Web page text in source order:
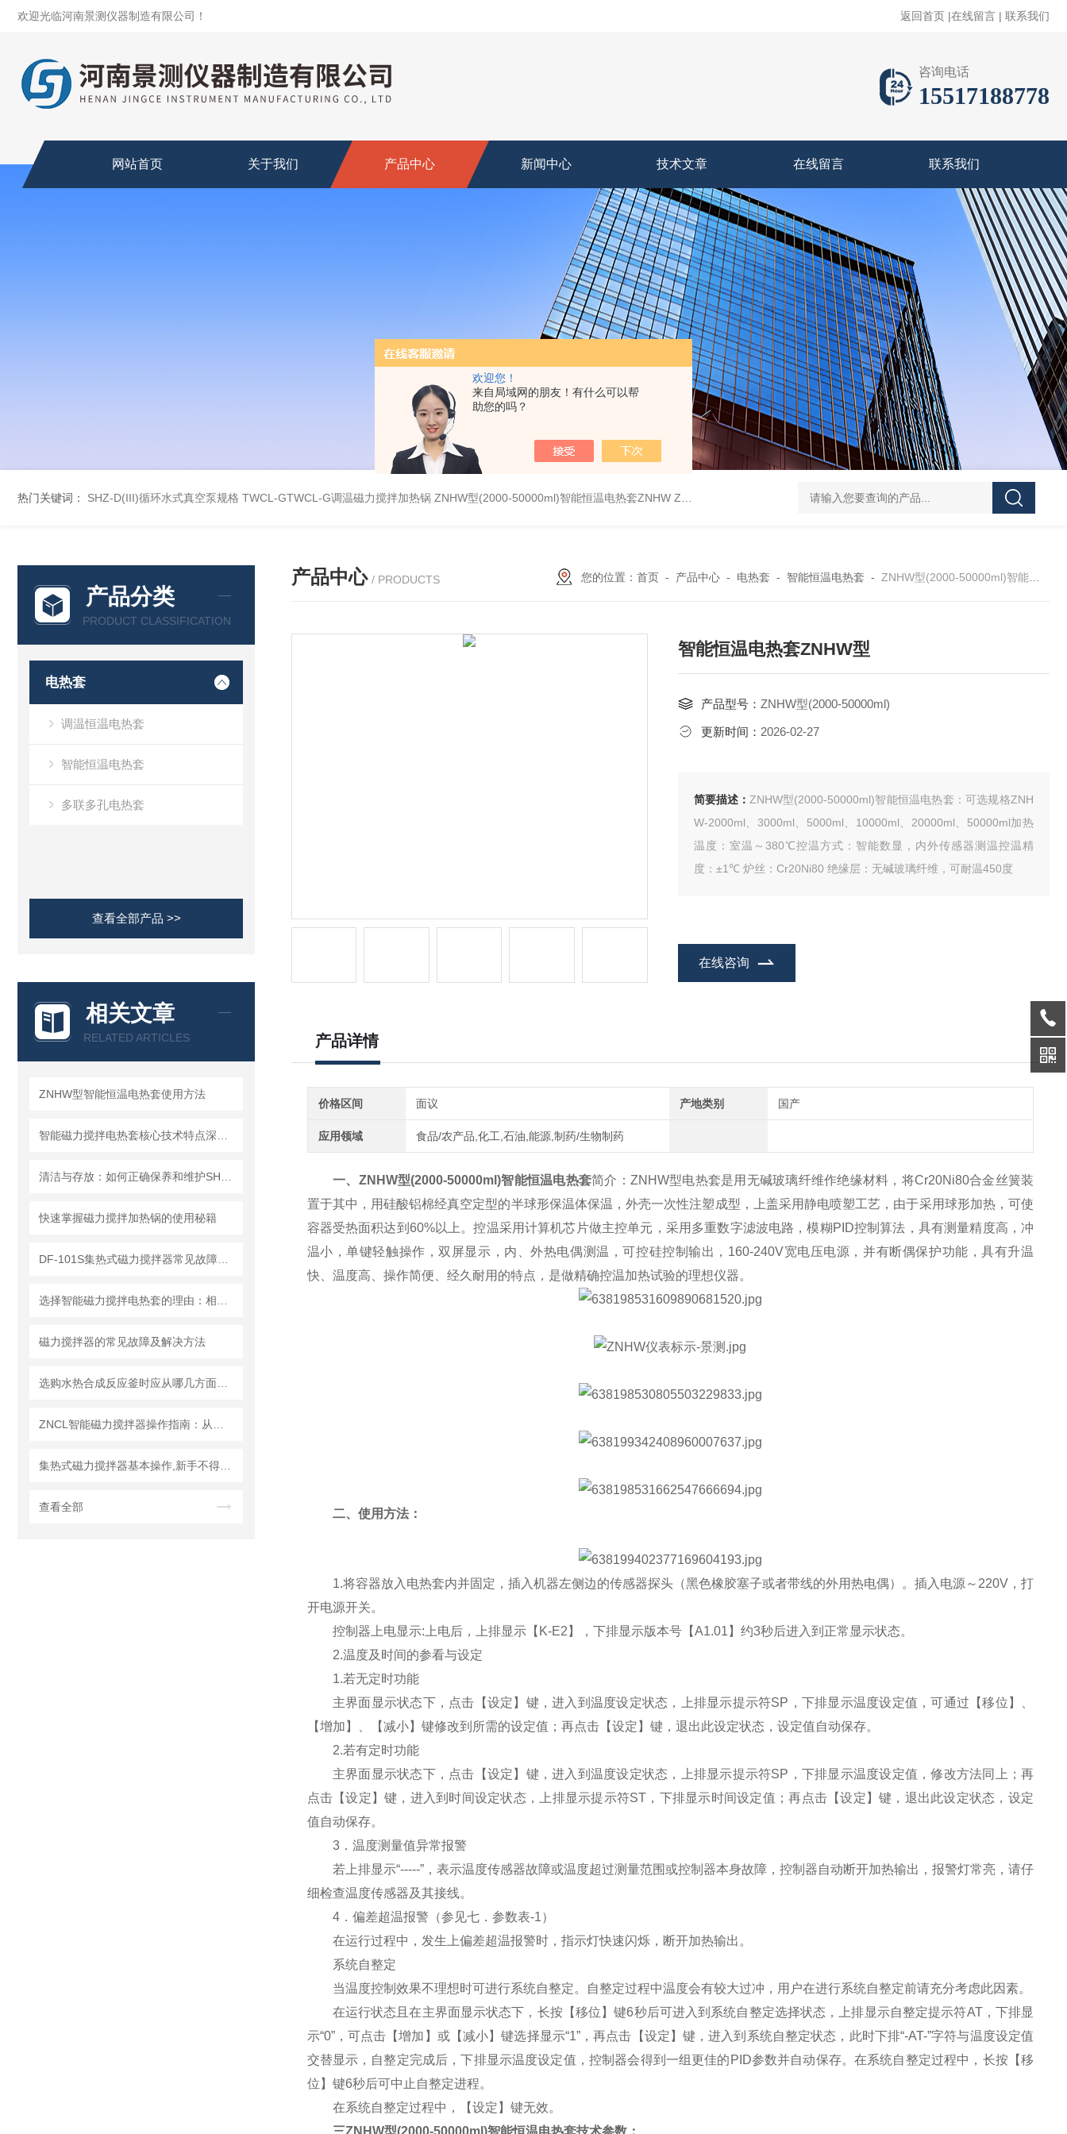
欢迎您！
来自局域网的朋友！有什么可以帮
助您的吗？
欢迎光临河南景测仪器制造有限公司！ 返回首页 |在线留言 | 联系我们
咨询电话
15517188778
网站首页 关于我们 产品中心 新闻中心 技术文章 在线留言 联系我们
热门关键词： SHZ-D(III)循环水式真空泵规格 TWCL-GTWCL-G调温磁力搅拌加热锅 ZNHW型(2000-50000ml)智能恒温电热套ZNHW ZNCL-S-5G五点智能磁力加热锅搅拌器 ZNCL-BS-DL 140mm磁力搅拌加热板
产品分类
PRODUCT CLASSIFICATION
电热套
调温恒温电热套
智能恒温电热套
多联多孔电热套
查看全部产品 >>
相关文章
RELATED ARTICLES
ZNHW型智能恒温电热套使用方法
快速掌握磁力搅拌加热锅的使用秘籍
磁力搅拌器的常见故障及解决方法
查看全部
产品中心 / PRODUCTS 您的位置： 首页- 产品中心- 电热套 - 智能恒温电热套 - ZNHW型(2000-50000ml)智能恒温电热套ZNHW型
智能恒温电热套ZNHW型
产品型号： ZNHW型(2000-50000ml)
更新时间： 2026-02-27
简要描述： ZNHW型(2000-50000ml)智能恒温电热套：可选规格ZNH
W-2000ml、3000ml、5000ml、10000ml、20000ml、50000ml加热
温度：室温～380℃控温方式：智能数显，内外传感器测温控温精
度：±1℃ 炉丝：Cr20Ni80 绝缘层：无碱玻璃纤维，可耐温450度
在线咨询
产品详情
价格区间 面议 产地类别 国产
应用领域 食品/农产品,化工,石油,能源,制药/生物制药
一、ZNHW型(2000-50000ml)智能恒温电热套简介：ZNHW型电热套是用无碱玻璃纤维作绝缘材料，将Cr20Ni80合金丝簧装
置于其中，用硅酸铝棉经真空定型的半球形保温体保温，外壳一次性注塑成型，上盖采用静电喷塑工艺，由于采用球形加热，可使
容器受热面积达到60%以上。控温采用计算机芯片做主控单元，采用多重数字滤波电路，模糊PID控制算法，具有测量精度高，冲
温小，单键轻触操作，双屏显示，内、外热电偶测温，可控硅控制输出，160-240V宽电压电源，并有断偶保护功能，具有升温
快、温度高、操作简便、经久耐用的特点，是做精确控温加热试验的理想仪器。
二、使用方法：
1.将容器放入电热套内并固定，插入机器左侧边的传感器探头（黑色橡胶塞子或者带线的外用热电偶）。插入电源～220V，打
开电源开关。
控制器上电显示:上电后，上排显示【K-E2】，下排显示版本号【A1.01】约3秒后进入到正常显示状态。
2.温度及时间的参看与设定
1.若无定时功能
主界面显示状态下，点击【设定】键，进入到温度设定状态，上排显示提示符SP，下排显示温度设定值，可通过【移位】、
【增加】、【减小】键修改到所需的设定值；再点击【设定】键，退出此设定状态，设定值自动保存。
2.若有定时功能
主界面显示状态下，点击【设定】键，进入到温度设定状态，上排显示提示符SP，下排显示温度设定值，修改方法同上；再
点击【设定】键，进入到时间设定状态，上排显示提示符ST，下排显示时间设定值；再点击【设定】键，退出此设定状态，设定
值自动保存。
3．温度测量值异常报警
若上排显示“-----”，表示温度传感器故障或温度超过测量范围或控制器本身故障，控制器自动断开加热输出，报警灯常亮，请仔
细检查温度传感器及其接线。
4．偏差超温报警（参见七．参数表-1）
在运行过程中，发生上偏差超温报警时，指示灯快速闪烁，断开加热输出。
系统自整定
当温度控制效果不理想时可进行系统自整定。自整定过程中温度会有较大过冲，用户在进行系统自整定前请充分考虑此因素。
在运行状态且在主界面显示状态下，长按【移位】键6秒后可进入到系统自整定选择状态，上排显示自整定提示符AT，下排显
示“0”，可点击【增加】或【减小】键选择显示“1”，再点击【设定】键，进入到系统自整定状态，此时下排“-AT-”字符与温度设定值
交替显示，自整定完成后，下排显示温度设定值，控制器会得到一组更佳的PID参数并自动保存。在系统自整定过程中，长按【移
位】键6秒后可中止自整定进程。
在系统自整定过程中，【设定】键无效。
三ZNHW型(2000-50000ml)智能恒温电热套技术参数：